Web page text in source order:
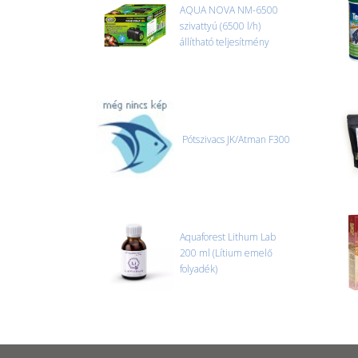
AQUA NOVA NM-6500
szivattyú (6500 l/h)
állítható teljesítmény
Pótszivacs JK/Atman F300
Aquaforest Lithum Lab
200 ml (Lítium emelő
folyadék)